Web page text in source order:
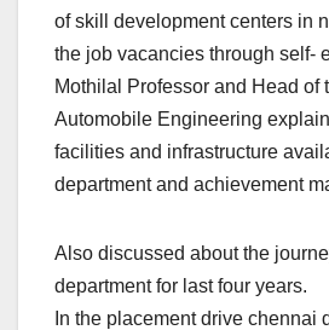
of skill development centers in
the job vacancies through self-
Mothilal Professor and Head of
Automobile Engineering
facilities and infrastructure
department and achievement
Also discussed about the
department for last four years.
In the placement drive chennai